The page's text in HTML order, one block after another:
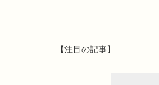
【注目の記事】